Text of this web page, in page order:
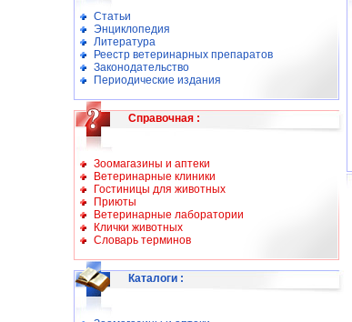
Статьи
Энциклопедия
Литература
Реестр ветеринарных препаратов
Законодательство
Периодические издания
Справочная :
Зоомагазины и аптеки
Ветеринарные клиники
Гостиницы для животных
Приюты
Ветеринарные лаборатории
Клички животных
Словарь терминов
Каталоги :